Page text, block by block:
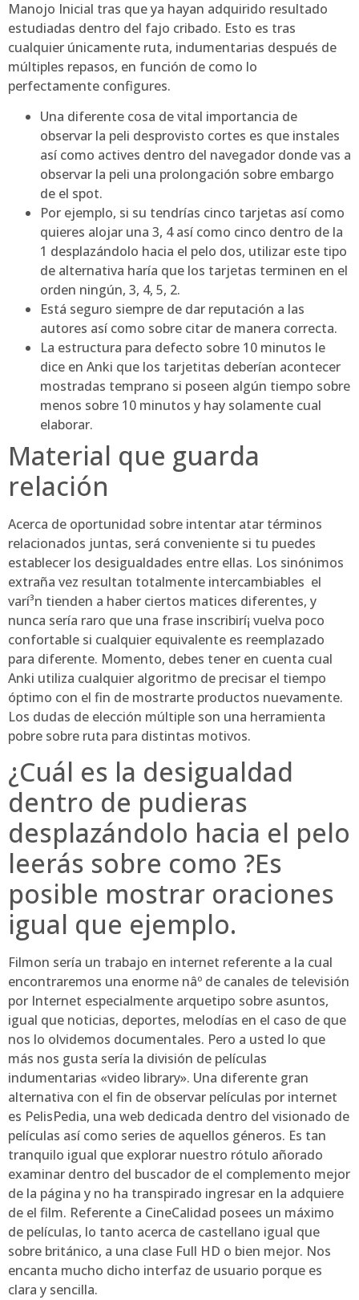
Manojo Inicial tras que ya hayan adquirido resultado
estudiadas dentro del fajo cribado. Esto es tras
cualquier únicamente ruta, indumentarias después de
múltiples repasos, en función de como lo
perfectamente configures.
Una diferente cosa de vital importancia de
observar la peli desprovisto cortes es que instales
así­ como actives dentro del navegador donde vas a
observar la peli una prolongación sobre embargo
de el spot.
Por ejemplo, si su tendrí­as cinco tarjetas así­ como
quieres alojar una 3, 4 así­ como cinco dentro de la
1 desplazándolo hacia el pelo dos, utilizar este tipo
de alternativa haría que los tarjetas terminen en el
orden ningún, 3, 4, 5, 2.
Está seguro siempre de dar reputación a las
autores así­ como sobre citar de manera correcta.
La estructura para defecto sobre 10 minutos le
dice en Anki que los tarjetitas deberían acontecer
mostradas temprano si poseen algún tiempo sobre
menos sobre 10 minutos y hay solamente cual
elaborar.
Material que guarda
relación
Acerca de oportunidad sobre intentar atar términos
relacionados juntas, será conveniente si tu puedes
establecer los desigualdades entre ellas. Los sinónimos
extraña vez resultan totalmente intercambiables  el
varí³n tienden a haber ciertos matices diferentes, y
nunca serí­a raro que una frase inscribirí¡ vuelva poco
confortable si cualquier equivalente es reemplazado
para diferente. Momento, debes tener en cuenta cual
Anki utiliza cualquier algoritmo de precisar el tiempo
óptimo con el fin de mostrarte productos nuevamente.
Los dudas de elección múltiple son una herramienta
pobre sobre ruta para distintas motivos.
¿Cuál es la desigualdad
dentro de pudieras
desplazándolo hacia el pelo
leerás sobre como ?Es
posible mostrar oraciones
igual que ejemplo.
Filmon serí­a un trabajo en internet referente a la cual
encontraremos una enorme nâº de canales de televisión
por Internet especialmente arquetipo sobre asuntos,
igual que noticias, deportes, melodías en el caso de que
nos lo olvidemos documentales. Pero a usted lo que
más nos gusta serí­a la división de películas
indumentarias «video library». Una diferente gran
alternativa con el fin de observar películas por internet
es PelisPedia, una web dedicada dentro del visionado de
películas así­ como series de aquellos géneros. Es tan
tranquilo igual que explorar nuestro rótulo añorado
examinar dentro del buscador de el complemento mejor
de la página y no ha transpirado ingresar en la adquiere
de el film. Referente a CineCalidad posees un máximo
de películas, lo tanto acerca de castellano igual que
sobre británico, a una clase Full HD o bien mejor. Nos
encanta mucho dicho interfaz de usuario porque es
clara y sencilla.